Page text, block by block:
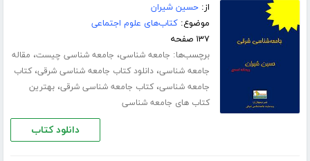
از:حسین شیران
موضوع:کتاب‌های علوم اجتماعی
۱۳۷ صفحه
برچسب‌ها: جامعه شناسی، جامعه شناسی چیست، مقاله
جامعه شناسی،دانلود کتاب جامعه شناسی شرقی،کتاب
جامعه شناسی،کتاب جامعه شناسی شرقی،بهترین
کتاب های جامعه شناسی
دانلود کتاب